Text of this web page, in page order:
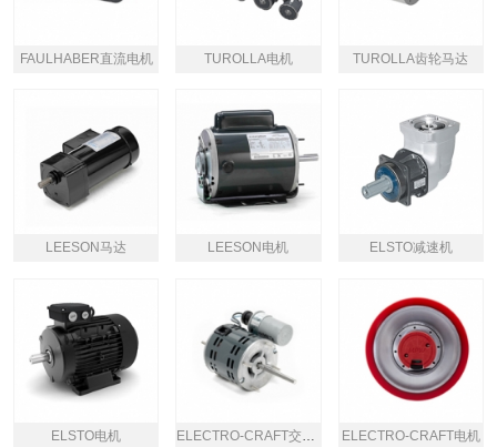
FAULHABER直流电机 TUROLLA电机 TUROLLA齿轮马达
LEESON马达 LEESON电机 ELSTO减速机
ELSTO电机 ELECTRO-CRAFT交流电机 ELECTRO-CRAFT电机